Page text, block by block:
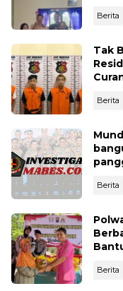
Berita
Tak
Berita
Berita
Berita